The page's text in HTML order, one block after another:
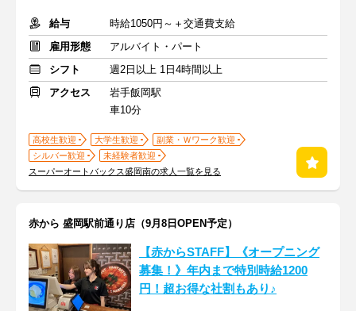
給与
時給1050円～＋交通費支給
雇用形態
アルバイト・パート
シフト
週2日以上 1日4時間以上
アクセス
岩手飯岡駅
車10分
高校生歓迎 大学生歓迎
副業・Ｗワーク歓迎
シルバー歓迎
未経験者歓迎
スーパーオートバックス盛岡南の求人一覧を見る
赤から 盛岡駅前通り店（9月8日OPEN予定）
【赤からSTAFF】《オープニング
募集！》年内まで特別時給1200
円！超お得な社割もあり♪